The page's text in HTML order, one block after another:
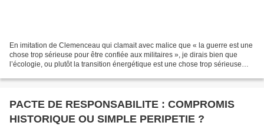
En imitation de Clemenceau qui clamait avec malice que « la guerre est une
chose trop sérieuse pour être confiée aux militaires », je dirais bien que
l’écologie, ou plutôt la transition énergétique est une chose trop sérieuse
PACTE DE RESPONSABILITE : COMPROMIS
HISTORIQUE OU SIMPLE PERIPETIE ?